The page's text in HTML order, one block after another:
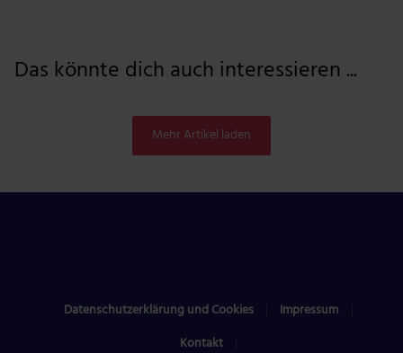
Das könnte dich auch interessieren ...
Mehr Artikel laden
Datenschutzerklärung und Cookies
Impressum
Kontakt